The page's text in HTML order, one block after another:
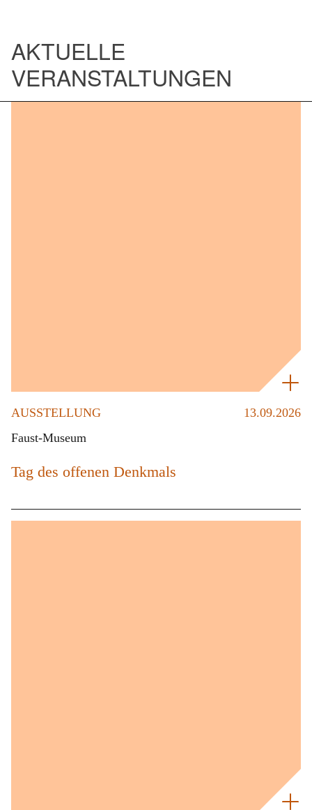
AKTUELLE
VERANSTALTUNGEN
AUSSTELLUNG
13.09.2026
Faust-Museum
Tag des offenen Denkmals